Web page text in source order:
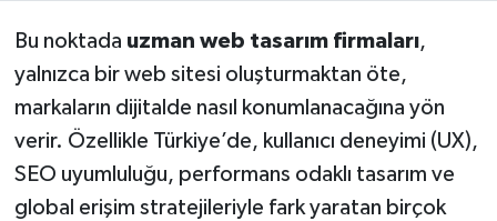
Bu noktada uzman web tasarım firmaları,
yalnızca bir web sitesi oluşturmaktan öte,
markaların dijitalde nasıl konumlanacağına yön
verir. Özellikle Türkiye’de, kullanıcı deneyimi (UX),
SEO uyumluluğu, performans odaklı tasarım ve
global erişim stratejileriyle fark yaratan birçok
Spor
Türkiye
Video Haber